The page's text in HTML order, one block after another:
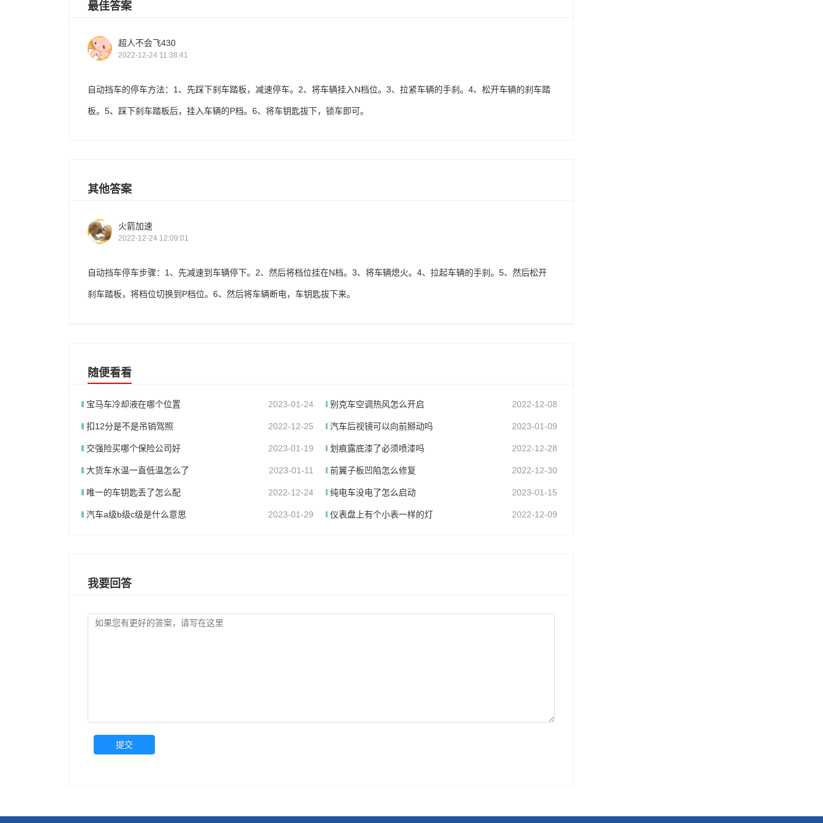
最佳答案
超人不会飞430
2022-12-24 11:38:41
自动挡车的停车方法：1、先踩下刹车踏板，减速停车。2、将车辆挂入N档位。3、拉紧车辆的手刹。4、松开车辆的刹车踏
板。5、踩下刹车踏板后，挂入车辆的P档。6、将车钥匙拔下，锁车即可。
其他答案
火箭加速
2022-12-24 12:09:01
自动挡车停车步骤：1、先减速到车辆停下。2、然后将档位挂在N档。3、将车辆熄火。4、拉起车辆的手刹。5、然后松开
刹车踏板，将档位切换到P档位。6、然后将车辆断电，车钥匙拔下来。
随便看看
宝马车冷却液在哪个位置 2023-01-24 别克车空调热风怎么开启 2022-12-08
扣12分是不是吊销驾照 2022-12-25 汽车后视镜可以向前掰动吗 2023-01-09
交强险买哪个保险公司好 2023-01-19 划痕露底漆了必须喷漆吗 2022-12-28
大货车水温一直低温怎么了 2023-01-11 前翼子板凹陷怎么修复 2022-12-30
唯一的车钥匙丢了怎么配 2022-12-24 纯电车没电了怎么启动 2023-01-15
汽车a级b级c级是什么意思 2023-01-29 仪表盘上有个小表一样的灯 2022-12-09
我要回答
提交